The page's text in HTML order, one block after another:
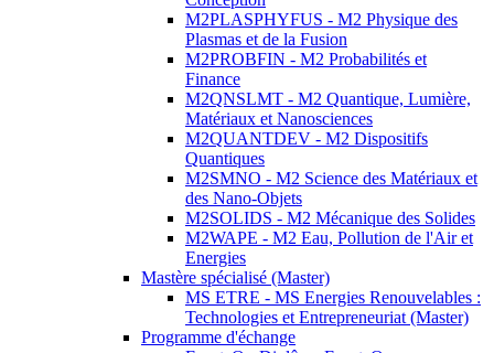
M2PLASPHYFUS - M2 Physique des
Plasmas et de la Fusion
M2PROBFIN - M2 Probabilités et
Finance
M2QNSLMT - M2 Quantique, Lumière,
Matériaux et Nanosciences
M2QUANTDEV - M2 Dispositifs
Quantiques
M2SMNO - M2 Science des Matériaux et
des Nano-Objets
M2SOLIDS - M2 Mécanique des Solides
M2WAPE - M2 Eau, Pollution de l'Air et
Energies
Mastère spécialisé (Master)
MS ETRE - MS Energies Renouvelables :
Technologies et Entrepreneuriat (Master)
Programme d'échange